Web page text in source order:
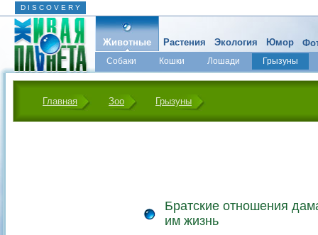
D I S C O V E R Y
Животные
Собаки Кошки Лошади
Грызуны
Микромир
Растения Экология Юмор
Главная Зоо Грызуны
Братские отношения
им жизнь